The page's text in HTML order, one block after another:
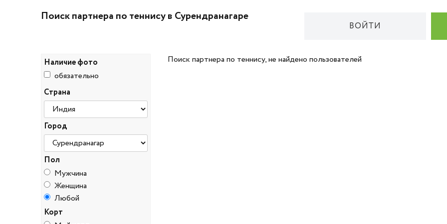
Поиск партнера по теннису в Сурендранагаре
ВОЙТИ
Наличие фото
обязательно
Страна
Город
Пол
Мужчина
Женщина
Любой
Корт
Поиск партнера по теннису, не найдено пользователей